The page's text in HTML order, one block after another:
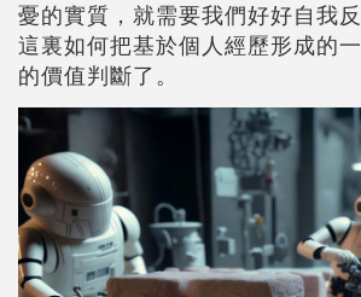
憂的實質，就需要我們好好自我
這裏如何把基於個人經歷形成的
的價值判斷了。